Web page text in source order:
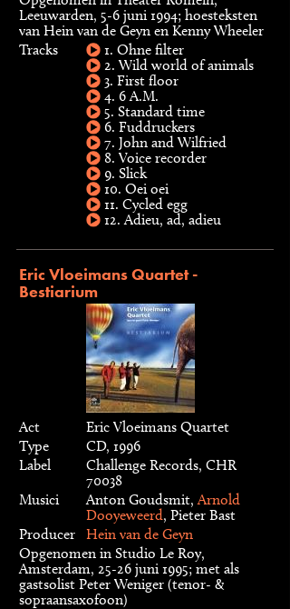
Leeuwarden, 5-6 juni 1994; hoesteksten
van Hein van de Geyn en Kenny Wheeler
Tracks
1. Ohne filter
2. Wild world of animals
3. First floor
4. 6 A.M.
5. Standard time
6. Fuddruckers
7. John and Wilfried
8. Voice recorder
9. Slick
10. Oei oei
11. Cycled egg
12. Adieu, ad, adieu
Eric Vloeimans Quartet -
Bestiarium
Act
Eric Vloeimans Quartet
Type
CD, 1996
Label
Challenge Records, CHR
70038
Musici
Anton Goudsmit,Arnold
Dooyeweerd, Pieter Bast
Producer
Hein van de Geyn
Opgenomen in Studio Le Roy,
Amsterdam, 25-26 juni 1995; met als
gastsolist Peter Weniger (tenor- &
sopraansaxofoon)